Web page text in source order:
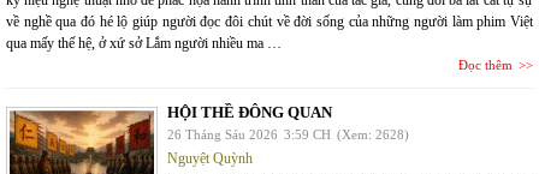
về nghề qua đó hé lộ giúp người đọc đôi chút về đời sống của những người làm phim Việt
qua mấy thế hệ, ở xứ sở Lắm người nhiều ma …
Đọc thêm
HỘI THỀ ĐÔNG QUAN
26 Tháng Sáu 2026 3:59 CH (Xem: 2628)
Nguyệt Quỳnh